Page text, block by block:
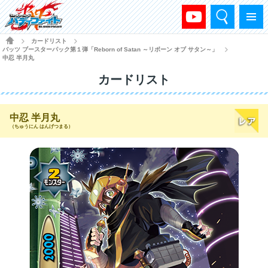
メニュー
検索
HOME
カードリスト
バッツ ブースターパック第１弾「Reborn of Satan ～リボーン オブ サタン～」
中忍 半月丸
カードリスト
中忍 半月丸
（ちゅうにん はんげつまる）